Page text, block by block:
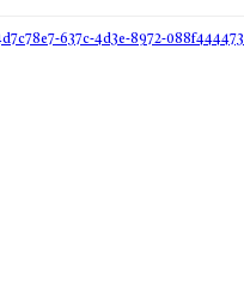
637c-4d3e-8972-